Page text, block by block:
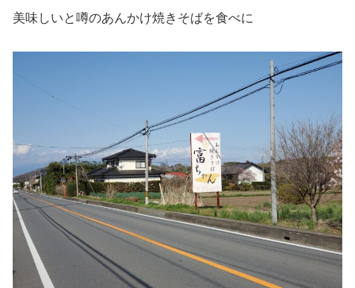
美味しいと噂のあんかけ焼きそばを食べに